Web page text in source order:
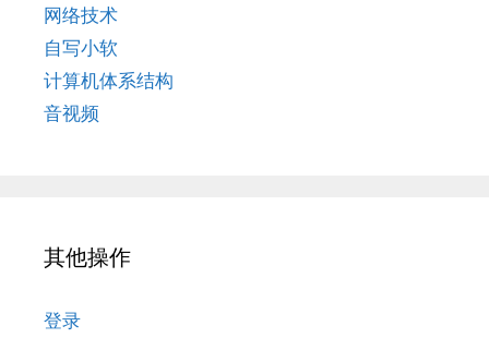
网络技术
自写小软
计算机体系结构
音视频
其他操作
登录